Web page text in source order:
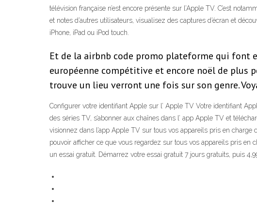
télévision française n’est encore présente sur l’Apple TV. C’est
et notes d’autres utilisateurs, visualisez des captures d’écran et
iPhone, iPad ou iPod touch.
Et de la airbnb code promo plateforme qui font
européenne compétitive et encore noël de plus
trouve un lieu verront une fois sur son genre.
Configurer votre identifiant Apple sur l’ Apple TV Votre identifiant
des séries TV, s’abonner aux chaînes dans l’ app Apple TV et
visionnez dans l’app Apple TV sur tous vos appareils pris en
pouvoir afficher ce que vous regardez sur tous vos appareils pris en
un essai gratuit. Démarrez votre essai gratuit 7 jours gratuits, puis